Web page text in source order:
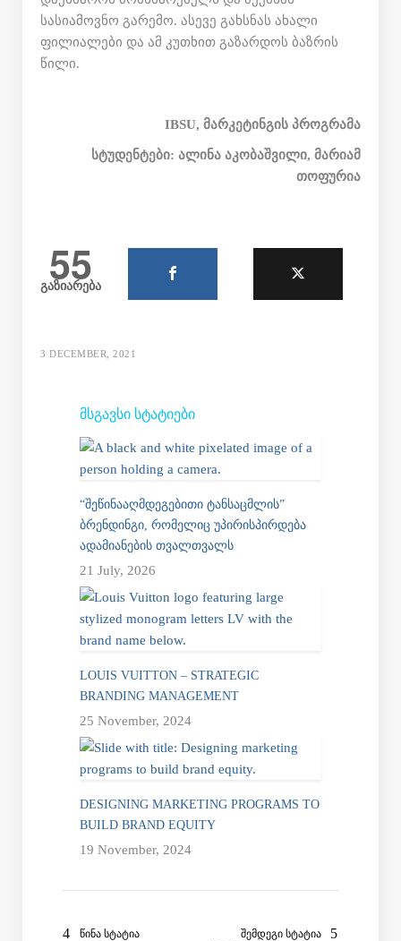
სასიამოვნო გარემო. ასევე გახსნას ახალი
ფილიალები და ამ კუთხით გაზარდოს ბაზრის
წილი.
IBSU, მარკეტინგის პროგრამა
სტუდენტები: ალინა აკობაშვილი, მარიამ
თოფურია
55
გაზიარება
3 DECEMBER, 2021
ᲛᲡᲒᲐᲕᲡᲘ ᲡᲢᲐᲢᲘᲔᲑᲘ
“ᲨᲔᲬᲘᲜᲐᲐᲦᲛᲓᲔᲒᲔᲑᲘᲗᲘ ᲢᲐᲜᲡᲐᲪᲛᲚᲘᲡ”
ᲑᲠᲔᲜᲓᲘᲜᲒᲘ, ᲠᲝᲛᲔᲚᲘᲪ ᲣᲞᲘᲠᲘᲡᲞᲘᲠᲓᲔᲑᲐ
ᲐᲓᲐᲛᲘᲐᲜᲔᲑᲘᲡ ᲗᲕᲐᲚᲗᲕᲐᲚᲡ
21 July, 2026
LOUIS VUITTON – STRATEGIC
BRANDING MANAGEMENT
25 November, 2024
DESIGNING MARKETING PROGRAMS TO
BUILD BRAND EQUITY
19 November, 2024
ᲬᲘᲜᲐ ᲡᲢᲐᲢᲘᲐ ᲨᲔᲛᲓᲔᲒᲘ ᲡᲢᲐᲢᲘᲐ